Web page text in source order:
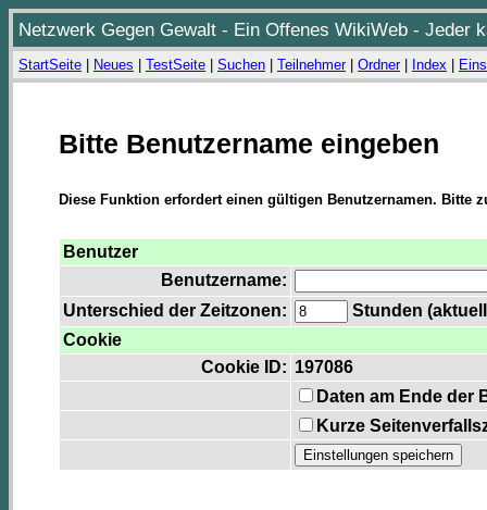
Netzwerk Gegen Gewalt - Ein Offenes WikiWeb - Jeder
StartSeite Neues TestSeite Suchen Teilnehmer| Ordner| Index
Bitte Benutzername eingeben
Diese Funktion erfordert einen gültigen Benutzernamen. Bitte
Benutzer
Benutzername:
Unterschied der Zeitzonen:
Stunden
Cookie
Cookie ID: 197086
Daten am Ende der
Kurze